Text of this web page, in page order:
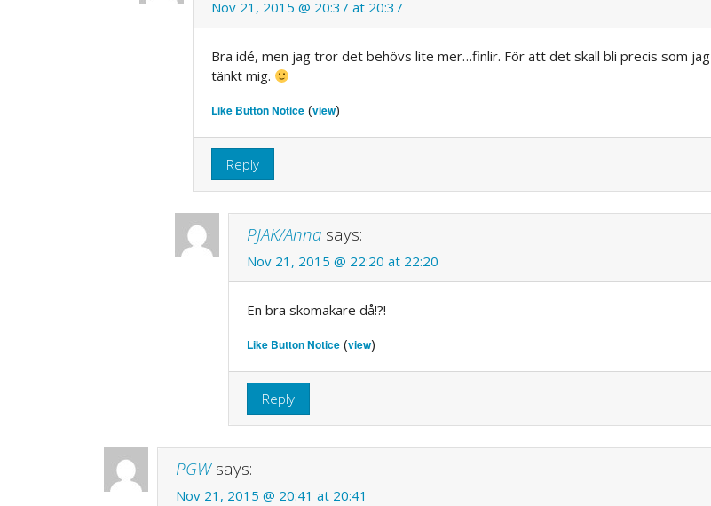
Nov 21, 2015 @ 20:37 at 20:37
Bra idé, men jag tror det behövs lite mer…finlir. För att det skall bli precis som jag
tänkt mig.
Like Button Notice (view)
Reply
PJAK/Anna says:
Nov 21, 2015 @ 22:20 at 22:20
En bra skomakare då!?!
Like Button Notice (view)
Reply
PGW says:
Nov 21, 2015 @ 20:41 at 20:41